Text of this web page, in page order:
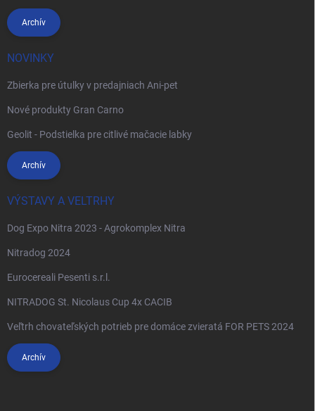
Archív
NOVINKY
Zbierka pre útulky v predajniach Ani-pet
Nové produkty Gran Carno
Geolit - Podstielka pre citlivé mačacie labky
Archív
VÝSTAVY A VELTRHY
Dog Expo Nitra 2023 - Agrokomplex Nitra
Nitradog 2024
Eurocereali Pesenti s.r.l.
NITRADOG St. Nicolaus Cup 4x CACIB
Veľtrh chovateľských potrieb pre domáce zvieratá FOR PETS 2024
Archív